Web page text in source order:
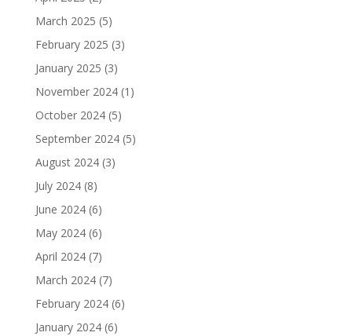
March 2025 (5)
February 2025 (3)
January 2025 (3)
November 2024(1)
October 2024(5)
September 2024(5)
August 2024(3)
July 2024(8)
June 2024(6)
May 2024(6)
April 2024(7)
March 2024(7)
February 2024(6)
January 2024(6)